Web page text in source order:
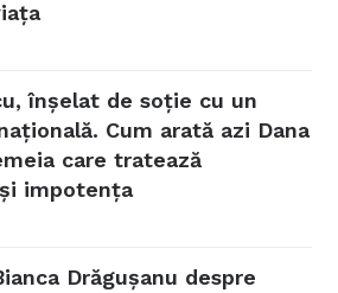
înșelat de soție cu un
Cum arată azi Dana
care tratează
impotența
Drăgușanu despre